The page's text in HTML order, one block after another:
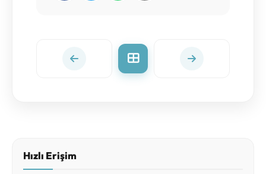
Hızlı Erişim